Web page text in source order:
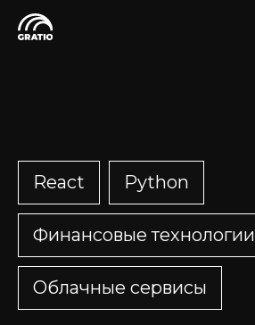
React Python
Финансовые технологии
Облачные сервисы